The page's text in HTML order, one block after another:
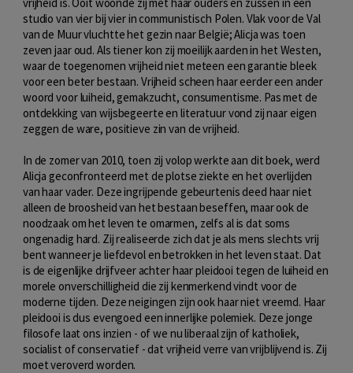
studio van vier bij vier in communistisch Polen. Vlak voor de Val
van de Muur vluchtte het gezin naar België; Alicja was toen
zeven jaar oud. Als tiener kon zij moeilijk aarden in het Westen,
waar de toegenomen vrijheid niet meteen een garantie bleek
voor een beter bestaan. Vrijheid scheen haar eerder een ander
woord voor luiheid, gemakzucht, consumentisme. Pas met de
ontdekking van wijsbegeerte en literatuur vond zij naar eigen
zeggen de ware, positieve zin van de vrijheid.
In de zomer van 2010, toen zij volop werkte aan dit boek, werd
Alicja geconfronteerd met de plotse ziekte en het overlijden
van haar vader. Deze ingrijpende gebeurtenis deed haar niet
alleen de broosheid van het bestaan beseffen, maar ook de
noodzaak om het leven te omarmen, zelfs al is dat soms
ongenadig hard. Zij realiseerde zich dat je als mens slechts vrij
bent wanneer je liefdevol en betrokken in het leven staat. Dat
is de eigenlijke drijfveer achter haar pleidooi tegen de luiheid en
morele onverschilligheid die zij kenmerkend vindt voor de
moderne tijden. Deze neigingen zijn ook haar niet vreemd. Haar
pleidooi is dus evengoed een innerlijke polemiek. Deze jonge
filosofe laat ons inzien - of we nu liberaal zijn of katholiek,
socialist of conservatief - dat vrijheid verre van vrijblijvend is. Zij
moet veroverd worden.